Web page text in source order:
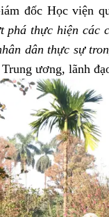
đốc Học viện
phá thực hiện các
dân thực sự
ương, lãnh